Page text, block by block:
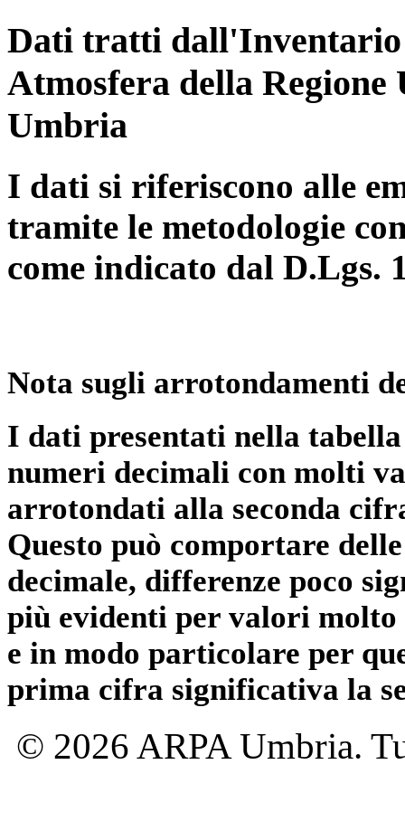
Dati tratti dall'Inventario
Atmosfera della
Umbria
I dati si riferiscono alle
tramite le metodologie
come indicato dal D.Lgs.
Nota sugli arrotondamenti
I dati presentati nella
numeri decimali con molti
arrotondati alla seconda
Questo può comportare
decimale, differenze poco
più evidenti per valori
e in modo particolare per
prima cifra significativa la
© 2026 ARPA Umbria.